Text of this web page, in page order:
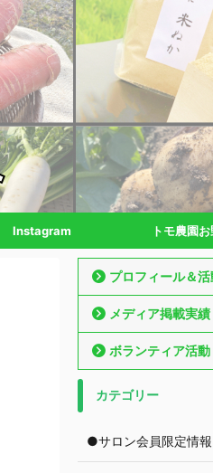
Instagram トモ農園
プロフィール＆
メディア掲載実績
ボランティア活動
カテゴリー
●サロン会員限定情